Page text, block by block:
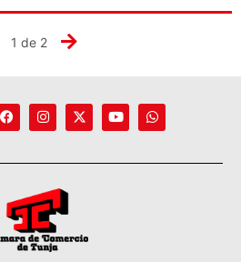
1 de 2